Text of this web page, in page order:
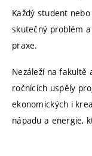
Každý student
skutečný problém
praxe.
Nezáleží na fakultě
ročnících uspěly
ekonomických i
nápadu a energie,